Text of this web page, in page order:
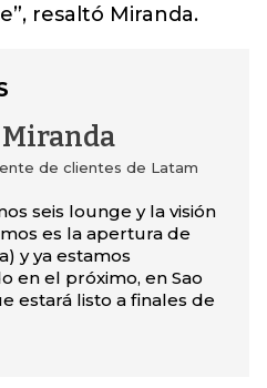
resaltó Miranda.
de clientes de Latam
seis lounge y la visión
es la apertura de
y ya estamos
en el próximo, en Sao
estará listo a finales de